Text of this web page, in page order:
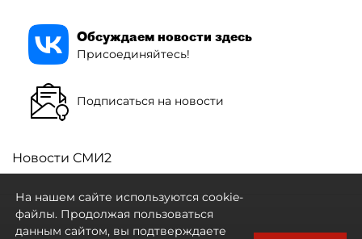
Обсуждаем новости здесь
Присоединяйтесь!
Подписаться на новости
Новости СМИ2
На нашем сайте используются cookie-
файлы. Продолжая пользоваться
данным сайтом, вы подтверждаете